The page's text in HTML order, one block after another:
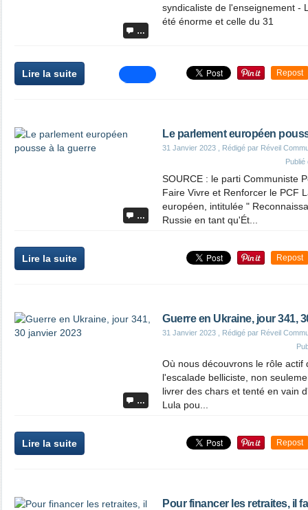
…
syndicaliste de l'enseignement -
été énorme et celle du 31
Lire la suite Repost
…
Le parlement européen
31 Janvier 2023 , Rédigé par Réveil
SOURCE : le parti Communiste
Faire Vivre et Renforcer le PCF
européen, intitulée "
Russie en tant qu'Ét...
Lire la suite Repost
…
Guerre en Ukraine, jour 341,
31 Janvier 2023 , Rédigé par Réveil
Où nous découvrons le rôle actif
l'escalade belliciste, non
livrer des chars et tenté en vain
Lula pou...
Lire la suite Repost
Pour financer les retraites, il